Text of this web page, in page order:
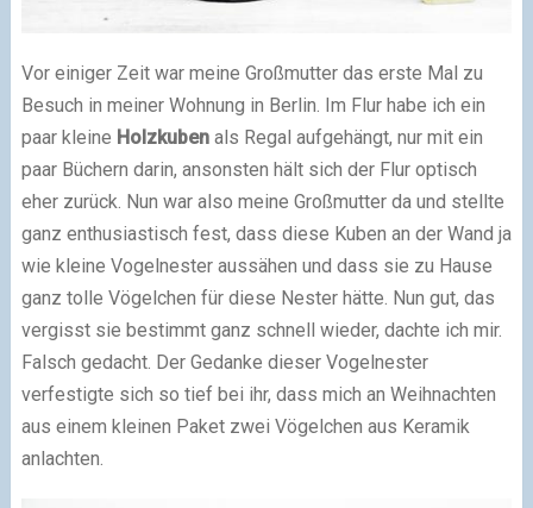
Vor einiger Zeit war meine Großmutter das erste Mal zu
Besuch in meiner Wohnung in Berlin. Im Flur habe ich ein
paar kleine Holzkubenals Regal aufgehängt, nur mit ein
paar Büchern darin, ansonsten hält sich der Flur optisch
eher zurück. Nun war also meine Großmutter da und stellte
ganz enthusiastisch fest, dass diese Kuben an der Wand ja
wie kleine Vogelnester aussähen und dass sie zu Hause
ganz tolle Vögelchen für diese Nester hätte. Nun gut, das
vergisst sie bestimmt ganz schnell wieder, dachte ich mir.
Falsch gedacht. Der Gedanke dieser Vogelnester
verfestigte sich so tief bei ihr, dass mich an Weihnachten
aus einem kleinen Paket zwei Vögelchen aus Keramik
anlachten.